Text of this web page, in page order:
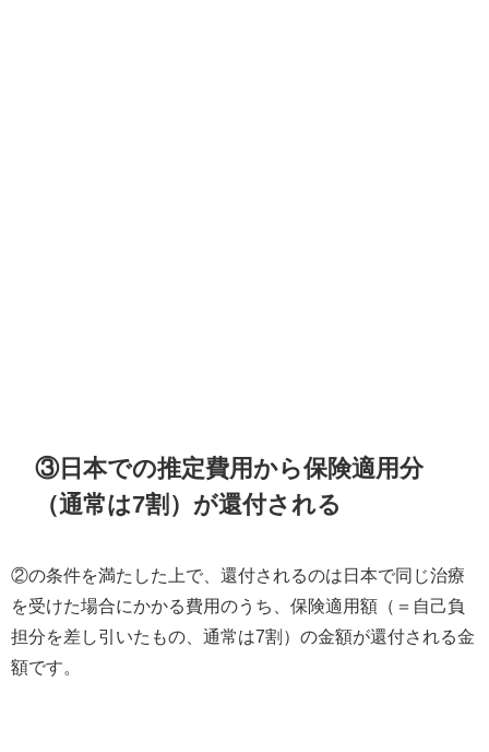
③日本での推定費用から保険適用分
（通常は7割）が還付される
②の条件を満たした上で、還付されるのは日本で同じ治療
を受けた場合にかかる費用のうち、保険適用額（＝自己負
担分を差し引いたもの、通常は7割）の金額が還付される金
額です。